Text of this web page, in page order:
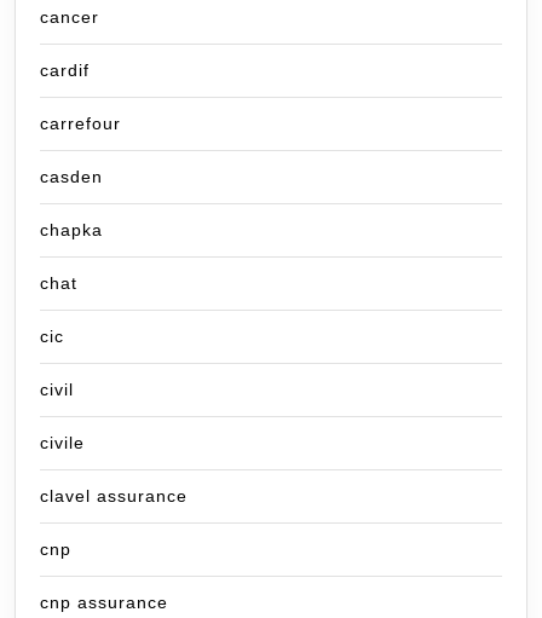
cancer
cardif
carrefour
casden
chapka
chat
cic
civil
civile
clavel assurance
cnp
cnp assurance